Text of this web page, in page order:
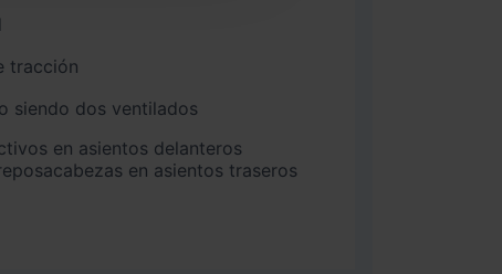
tracción
siendo dos ventilados
en asientos traseros